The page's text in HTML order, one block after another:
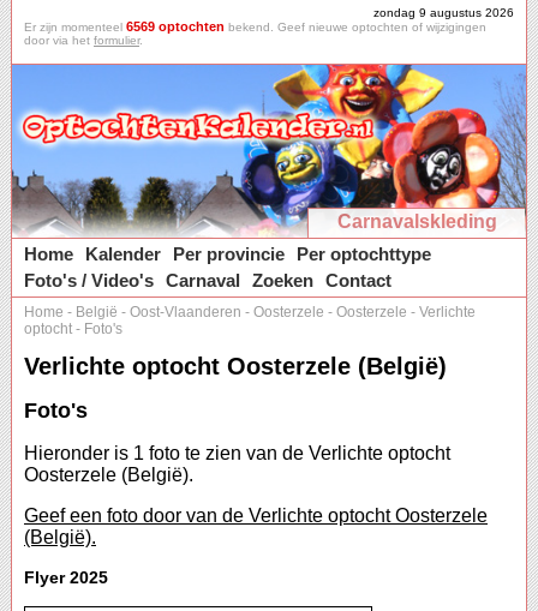
zondag 9 augustus 2026
Er zijn momenteel 6569 optochten bekend. Geef nieuwe optochten of wijzigingen
door via het formulier.
Carnavalskleding
Home
Kalender Per provincie
Per optochttype
Foto's / Video's Carnaval Zoeken Contact
Home - België - Oost-Vlaanderen - Oosterzele - Oosterzele - Verlichte
optocht - Foto's
Verlichte optocht Oosterzele (België)
Foto's
Hieronder is 1 foto te zien van de Verlichte optocht
Oosterzele (België).
Geef een foto door van de Verlichte optocht Oosterzele
(België).
Flyer 2025